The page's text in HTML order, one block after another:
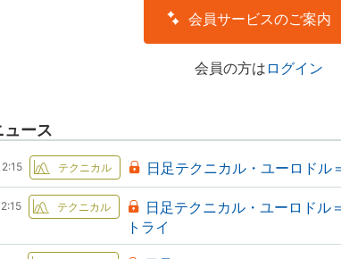
会員サービスのご案内
会員の方は ログイン
ュース
日足テクニカル・ユーロドル
日足テクニカル・ユーロドル
トライ